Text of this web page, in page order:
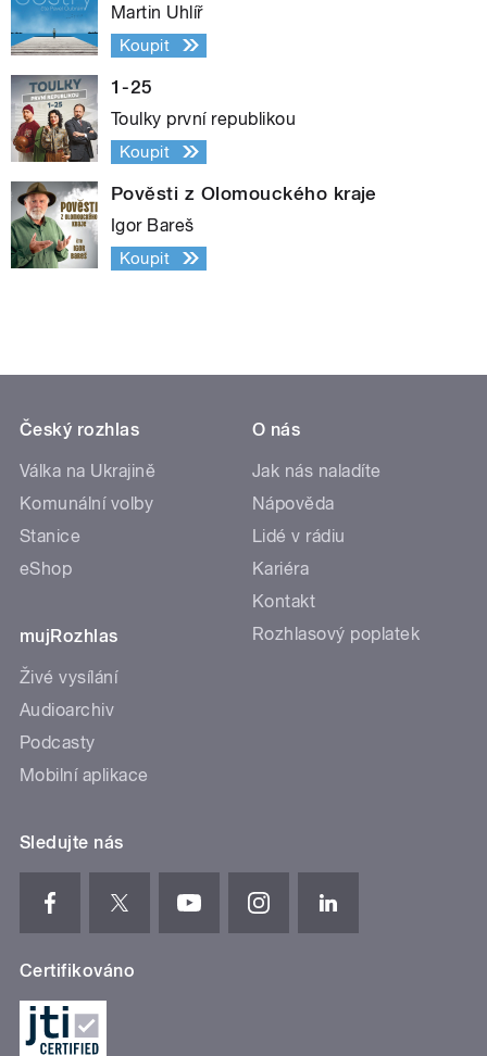
Martin Uhlíř
Koupit
1-25
Toulky první republikou
Koupit
Pověsti z Olomouckého kraje
Igor Bareš
Koupit
Český rozhlas
Válka na Ukrajině
Komunální volby
Stanice
eShop
mujRozhlas
Živé vysílání
Audioarchiv
Podcasty
Mobilní aplikace
O nás
Jak nás naladíte
Nápověda
Lidé v rádiu
Kariéra
Kontakt
Rozhlasový poplatek
Sledujte nás
Certifikováno